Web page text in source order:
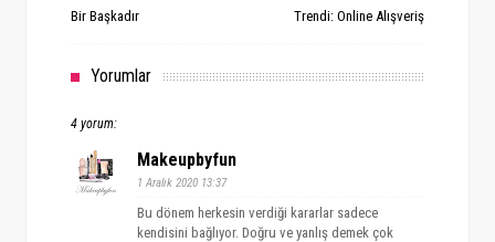
Trendi: Online Alışveriş
Bir Başkadır
Yorumlar
4 yorum:
Makeupbyfun
1 Aralık 2020 13:37
Bu dönem herkesin verdiği kararlar sadece
kendisini bağlıyor. Doğru ve yanlış demek çok